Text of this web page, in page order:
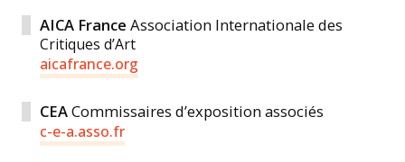
AICA France Association Internationale des
Critiques d’Art
aicafrance.org
CEACommissaires d’exposition associés
c-e-a.asso.fr